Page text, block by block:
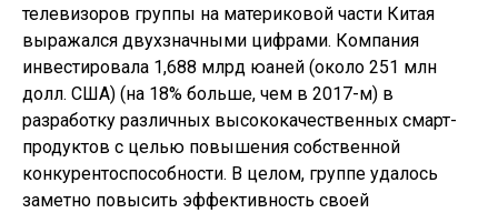
телевизоров группы на материковой части Китая
выражался двухзначными цифрами. Компания
инвестировала 1,688 млрд юаней (около 251 млн
долл. США) (на 18% больше, чем в 2017-м) в
разработку различных высококачественных смарт-
продуктов с целью повышения собственной
конкурентоспособности. В целом, группе удалось
заметно повысить эффективность своей